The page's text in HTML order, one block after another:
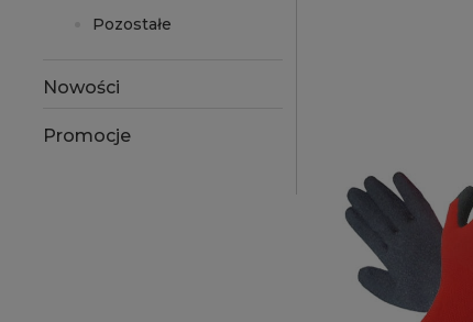
Pozostałe
Nowości
Promocje